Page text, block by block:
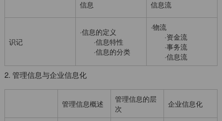
信息 信息流
识记
·信息的定义
·信息特性
·信息的分类
·物流
·资金流
·事务流
·信息流
2. 管理信息与企业信息化
管理信息概述
管理信息的层
次
企业信息化